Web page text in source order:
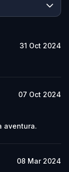
31 Oct 2024
07 Oct 2024
aventura.
08 Mar 2024